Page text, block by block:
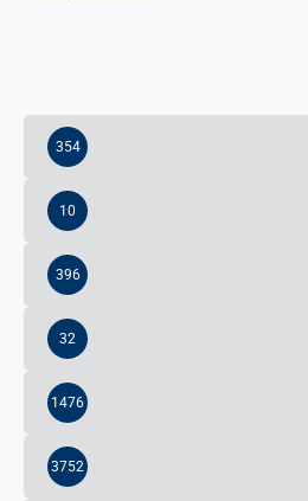
354
10
396
32
1476
3752